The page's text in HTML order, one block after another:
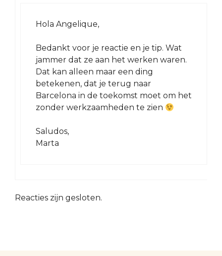
Hola Angelique,
Bedankt voor je reactie en je tip. Wat
jammer dat ze aan het werken waren.
Dat kan alleen maar een ding
betekenen, dat je terug naar
Barcelona in de toekomst moet om het
zonder werkzaamheden te zien
Saludos,
Marta
Reacties zijn gesloten.